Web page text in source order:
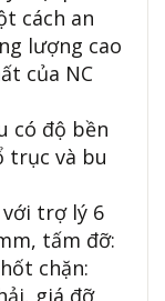
cách an
lượng cao
của NC
có độ bền
trục và bu
với trợ lý 6
tấm đỡ:
chặn:
giá đỡ